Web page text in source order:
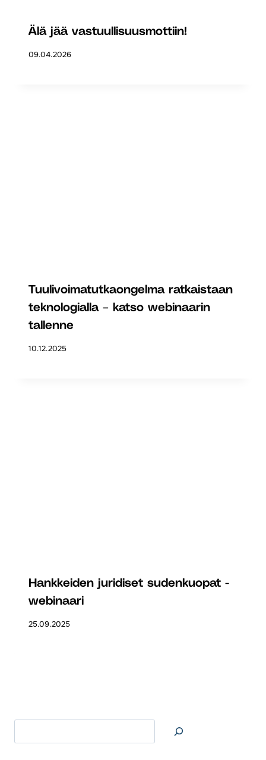
Älä jää vastuullisuusmottiin!
09.04.2026
Tuulivoimatutkaongelma ratkaistaan
teknologialla – katso webinaarin
tallenne
10.12.2025
Hankkeiden juridiset sudenkuopat -
webinaari
25.09.2025